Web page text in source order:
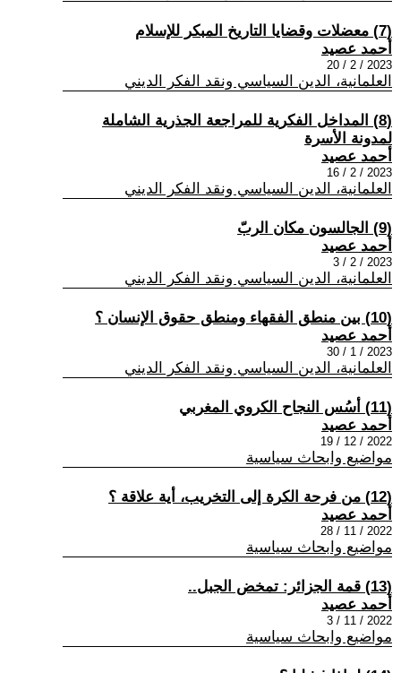
(7) معضلات وقضايا التاريخ المبكر للإسلام
أحمد عصيد
2023 / 2 / 20
العلمانية، الدين السياسي ونقد الفكر الديني
(8) المداخل الفكرية للمراجعة الجذرية الشاملة
لمدونة الأسرة
أحمد عصيد
2023 / 2 / 16
العلمانية، الدين السياسي ونقد الفكر الديني
(9) الجالسون مكان الربّ
أحمد عصيد
2023 / 2 / 3
العلمانية، الدين السياسي ونقد الفكر الديني
(10) بين منطق الفقهاء ومنطق حقوق الإنسان ؟
أحمد عصيد
2023 / 1 / 30
العلمانية، الدين السياسي ونقد الفكر الديني
(11) أسُس النجاح الكروي المغربي
أحمد عصيد
2022 / 12 / 19
مواضيع وابحاث سياسية
(12) من فرحة الكرة إلى التخريب، أية علاقة ؟
أحمد عصيد
2022 / 11 / 28
مواضيع وابحاث سياسية
(13) قمة الجزائر: تمخض الجبل..
أحمد عصيد
2022 / 11 / 3
مواضيع وابحاث سياسية